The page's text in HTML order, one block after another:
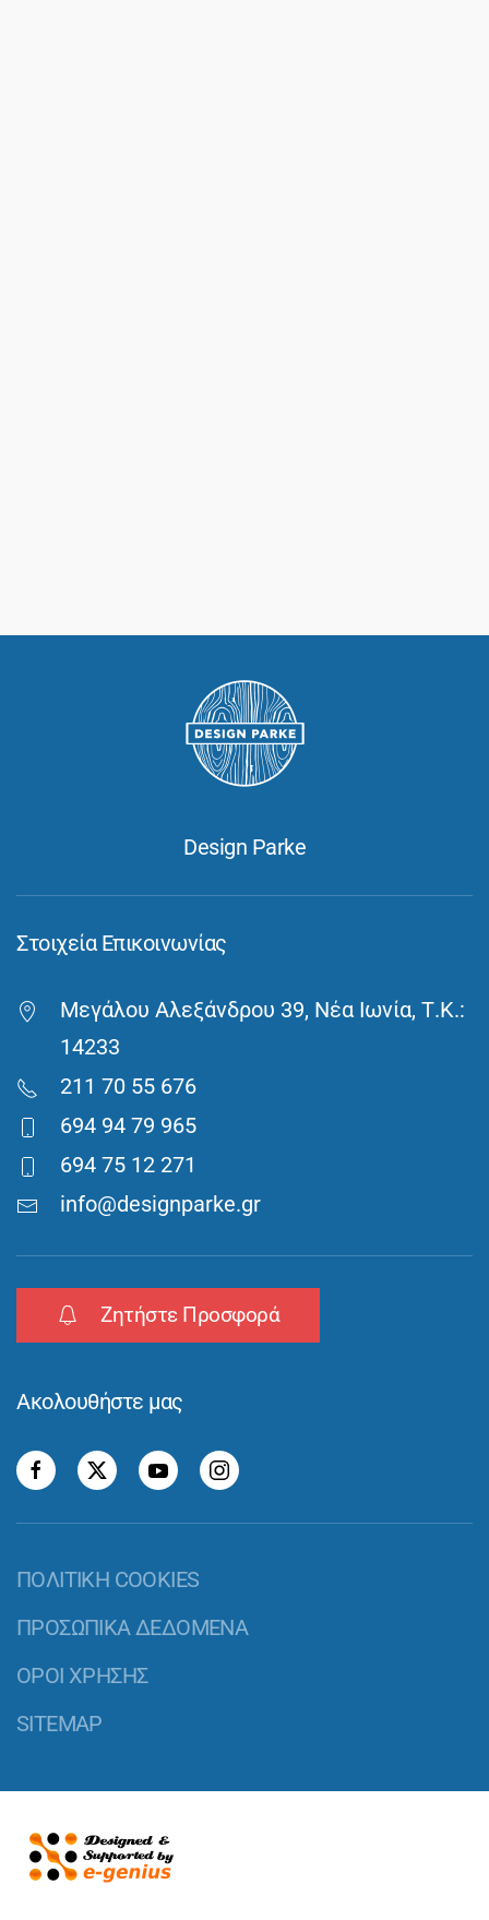
Design Parke
Στοιχεία Επικοινωνίας
Μεγάλου Αλεξάνδρου 39, Νέα Ιωνία, Τ.Κ.:
14233
211 70 55 676
694 94 79 965
694 75 12 271
info@designparke.gr
Ζητήστε Προσφορά
Ακολουθήστε μας
ΠΟΛΙΤΙΚΗ COOKIES
ΠΡΟΣΩΠΙΚΑ ΔΕΔΟΜΕΝΑ
ΟΡΟΙ ΧΡΗΣΗΣ
SITEMAP